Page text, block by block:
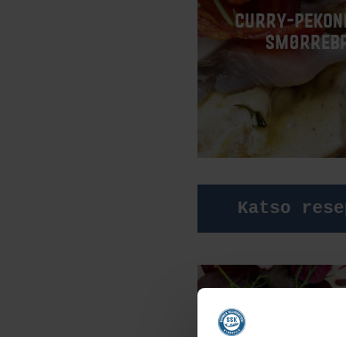
CURRY-
Katso